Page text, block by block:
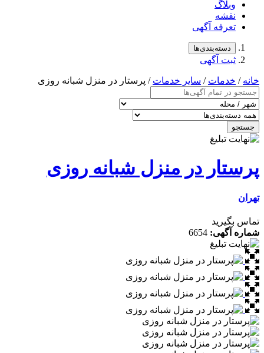
آگهی
آگهی
/ سایر خدمات/ پرستار در منزل شبانه روزی
در منزل شبانه روزی
6654